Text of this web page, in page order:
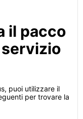
il pacco
puoi utilizzare il
per trovare la